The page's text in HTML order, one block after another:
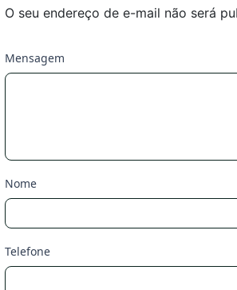
O seu endereço de e-mail não será
Mensagem
Nome
Telefone